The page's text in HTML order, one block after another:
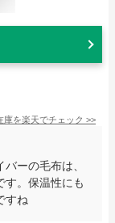
庫を楽天でチェック >>
ーの毛布は、
す。保温性にも
すね